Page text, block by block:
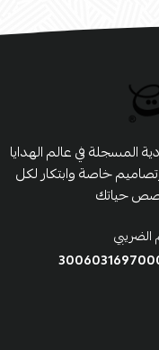
المسجلة في عالم الهدايا
خاصة وابتكار لكل
حياتك
الضريبي